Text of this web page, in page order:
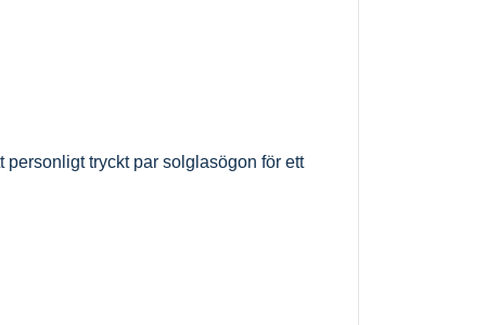
tryckt par solglasögon för ett